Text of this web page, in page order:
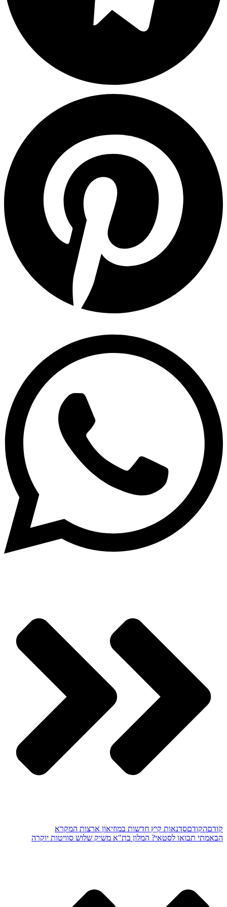
קודםהקודםסדנאות קיץ חדשות במוזיאון ארצות המקרא
הבאמתי תבואו לסטאי? המלון בת"א משיק שלוש סוויטות יוקרה